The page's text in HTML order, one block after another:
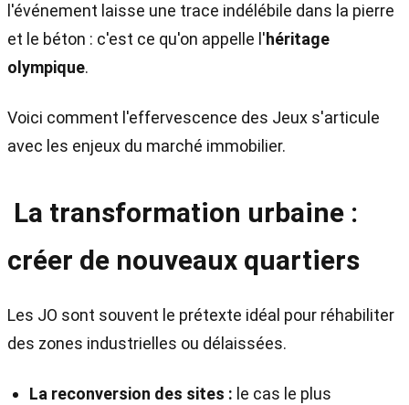
l'événement laisse une trace indélébile dans la pierre
et le béton : c'est ce qu'on appelle l'héritage
olympique.
Voici comment l'effervescence des Jeux s'articule
avec les enjeux du marché immobilier.
La transformation urbaine :
créer de nouveaux quartiers
Les JO sont souvent le prétexte idéal pour réhabiliter
des zones industrielles ou délaissées.
La reconversion des sites : le cas le plus